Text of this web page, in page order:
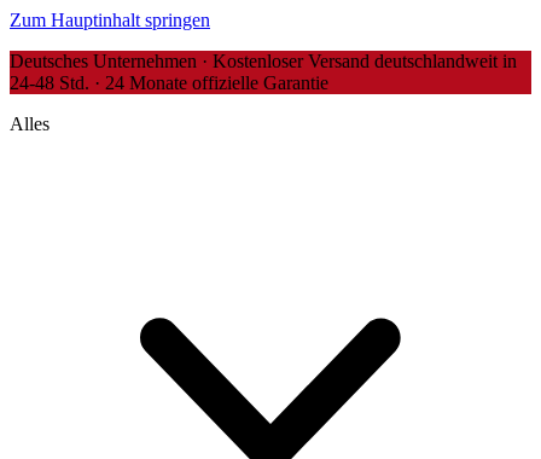
Zum Hauptinhalt springen
Deutsches Unternehmen · Kostenloser Versand deutschlandweit in
24-48 Std. · 24 Monate offizielle Garantie
Alles